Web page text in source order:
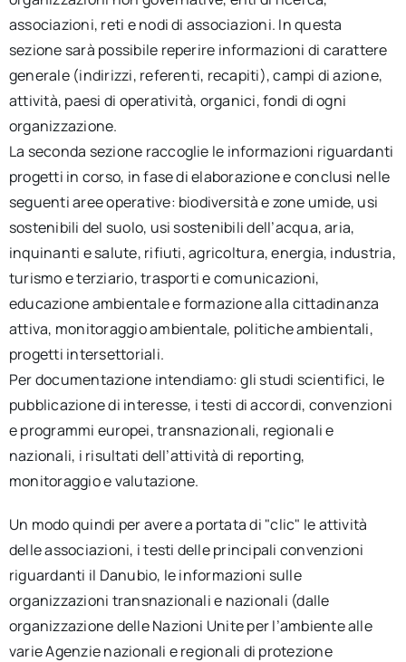
associazioni, reti e nodi di associazioni. In questa
sezione sarà possibile reperire informazioni di carattere
generale (indirizzi, referenti, recapiti), campi di azione,
attività, paesi di operatività, organici, fondi di ogni
organizzazione.
La seconda sezione raccoglie le informazioni riguardanti
progetti in corso, in fase di elaborazione e conclusi nelle
seguenti aree operative: biodiversità e zone umide, usi
sostenibili del suolo, usi sostenibili dell’acqua, aria,
inquinanti e salute, rifiuti, agricoltura, energia, industria,
turismo e terziario, trasporti e comunicazioni,
educazione ambientale e formazione alla cittadinanza
attiva, monitoraggio ambientale, politiche ambientali,
progetti intersettoriali.
Per documentazione intendiamo: gli studi scientifici, le
pubblicazione di interesse, i testi di accordi, convenzioni
e programmi europei, transnazionali, regionali e
nazionali, i risultati dell’attività di reporting,
monitoraggio e valutazione.
Un modo quindi per avere a portata di "clic" le attività
delle associazioni, i testi delle principali convenzioni
riguardanti il Danubio, le informazioni sulle
organizzazioni transnazionali e nazionali (dalle
organizzazione delle Nazioni Unite per l’ambiente alle
varie Agenzie nazionali e regionali di protezione